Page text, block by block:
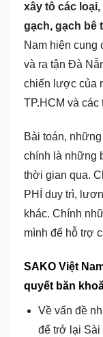
xây tô các
gạch, gạch bê
Nam hiện cung
và ra tận Đà
chiến lược của
TP.HCM và các
Bài toán,
chính là những
thời gian qua.
PHÍ duy trì,
khác. Chính
mình để hỗ trợ
SAKO Việt
quyết băn
Về vấn đề
để trở lại Sài